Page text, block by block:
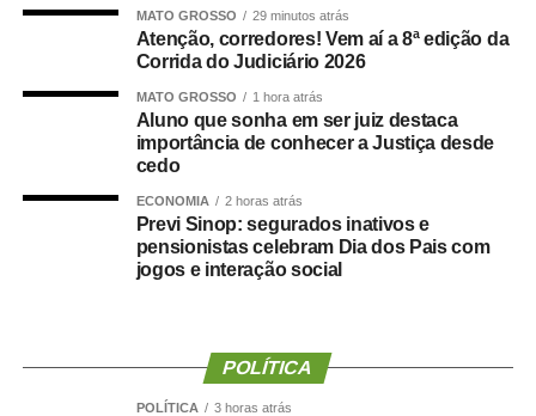
ou por serviços de streaming com finalidade sexual.
A norma também amplia de um a três anos para três a
cinco anos a pena para quem aliciar, assediar, convidar,
instigar ou constranger menor de 14 anos com finalidade
Passa ainda a ser punida com três a cinco anos
adolescente em conteúdo de violência sexual por meio
de montagem ou alteração de imagens, inclusive com IA.
jogos on-line, fazendo-se passar por criança ou
adolescente com o fim de induzir a vítima a se exibir de
MATO GROSSO 29 minutos atrás
Atenção, corredores! Vem aí a 8ª edição da
Corrida do Judiciário 2026
MATO GROSSO 1 hora atrás
Aluno que sonha em ser juiz destaca
importância de conhecer a Justiça desde
cedo
ECONOMIA 2 horas atrás
Previ Sinop: segurados inativos e
pensionistas celebram Dia dos Pais com
jogos e interação social
POLÍTICA
POLÍTICA 3 horas atrás